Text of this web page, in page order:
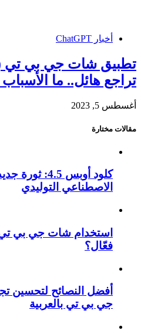
أخبار ChatGPT
تراجع هائل.. ما
أغسطس 5, 2023
مقالات مختارة
كلود أوبس 4.5:
الاصطناعي التوليدي
استخدام شات جي بي تي
فعّال؟
أفضل النصائح لتحسين
جي بي تي بالعربية